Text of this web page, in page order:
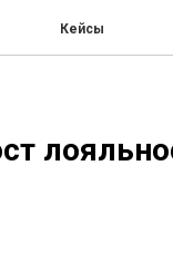
Кейсы